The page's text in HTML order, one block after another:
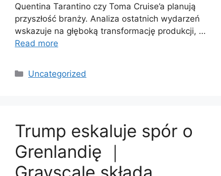
Quentina Tarantino czy Toma Cruise’a planują
przyszłość branży. Analiza ostatnich wydarzeń
wskazuje na głęboką transformację produkcji, …
Read more
Categories
Uncategorized
Trump eskaluje spór o
Grenlandię ｜
Grayscale składa